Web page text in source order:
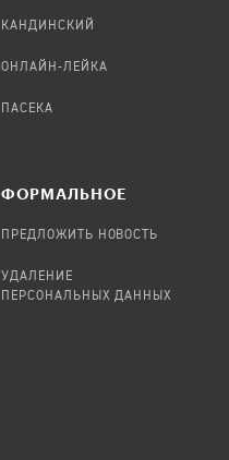
КАНДИНСКИЙ
ОНЛАЙН-ЛЕЙКА
ПАСЕКА
ФОРМАЛЬНОЕ
ПРЕДЛОЖИТЬ НОВОСТЬ
УДАЛЕНИЕ
ПЕРСОНАЛЬНЫХ ДАННЫХ